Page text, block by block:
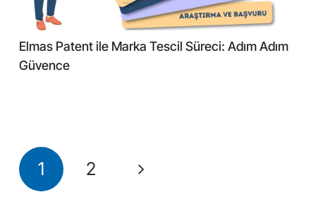
Elmas Patent ile Marka Tescil Süreci: Adım Adım
Güvence
1 2